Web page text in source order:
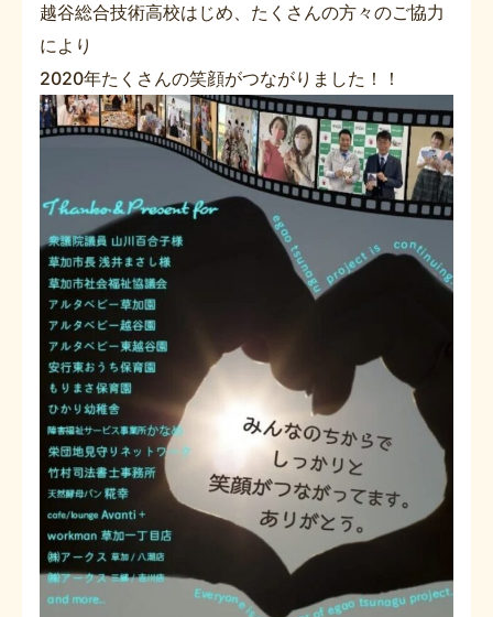
越谷総合技術高校はじめ、たくさんの方々のご協力
により
2020年たくさんの笑顔がつながりました！！